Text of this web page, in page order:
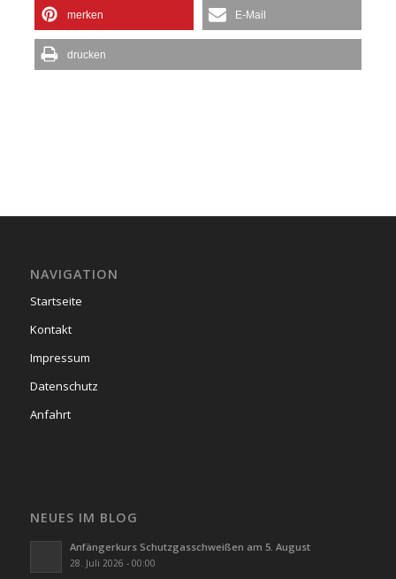
merken E-Mail
drucken
NAVIGATION
Startseite
Kontakt
Impressum
Datenschutz
Anfahrt
NEUES IM BLOG
Anfängerkurs Schutzgasschweißen am 5. August
28. Juli 2026 - 00:00